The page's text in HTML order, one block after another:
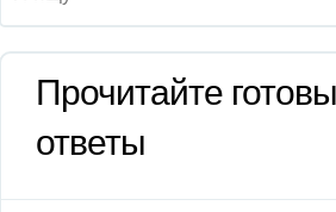
Прочитайте
ответы